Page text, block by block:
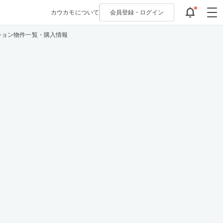
カウカモについて 会員登録・ ログイン
ン物件一覧・購入情報